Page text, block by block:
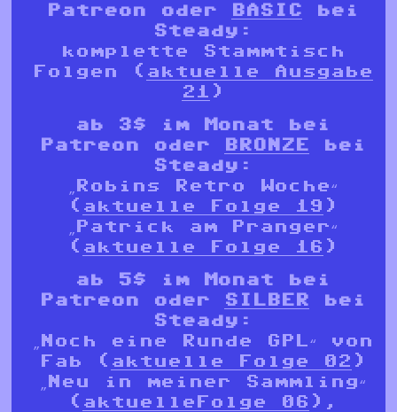
Patreon oder
BASIC bei
Steady:
komplette Stammtisch
Folgen ( aktuelle Ausgabe
21
)
ab 3$ im Monat bei
Patreon oder
BRONZE bei
Steady:
„Robins Retro Woche“
( aktuelle Folge 19 )
„Patrick am Pranger“
( aktuelle Folge 16 )
ab 5$ im Monat bei
Patreon oder
SILBER bei
Steady:
„Noch eine Runde GPL“ von
Fab ( aktuelle Folge 02 )
„Neu in meiner Sammling“
( aktuelleFolge 06 ),